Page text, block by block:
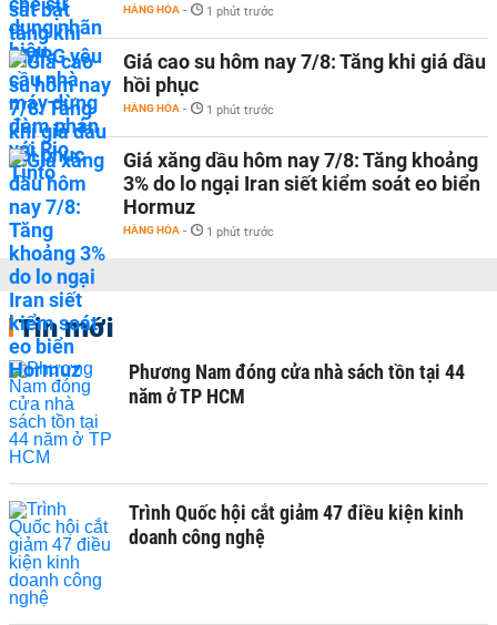
HÀNG HÓA - 1 phút trước
Giá cao su hôm nay 7/8: Tăng khi giá dầu
hồi phục
HÀNG HÓA - 1 phút trước
Giá xăng dầu hôm nay 7/8: Tăng khoảng
3% do lo ngại Iran siết kiểm soát eo biển
Hormuz
HÀNG HÓA - 1 phút trước
Tin mới
Phương Nam đóng cửa nhà sách tồn tại 44
năm ở TP HCM
Trình Quốc hội cắt giảm 47 điều kiện kinh
doanh công nghệ